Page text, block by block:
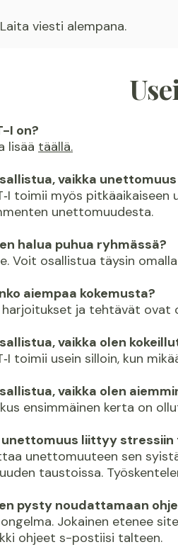
viesti alempana.
I on?
lisää täällä.
vaikka
toimii myös
unettomuudesta.
halua puhua ryhmässä?
Voit osallistua täysin
aiempaa kokemusta?
harjoitukset ja tehtävät
vaikka olen
toimii usein silloin, kun
vaikka olen
ensimmäinen kerta on
unettomuus liittyy
unettomuuteen sen
taustoissa.
pysty noudattamaan
Jokainen etenee
ohjeet s-postiisi talteen.